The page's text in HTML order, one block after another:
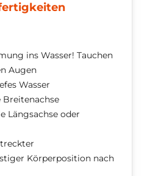
ins Wasser! Tauchen
Augen
Wasser
Breitenachse
Längsachse oder
Körperposition nach